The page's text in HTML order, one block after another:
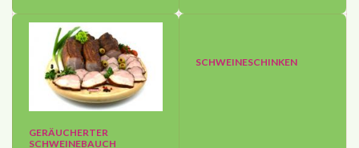
GERÄUCHERTER
SCHWEINEBAUCH
SCHWEINESCHINKEN